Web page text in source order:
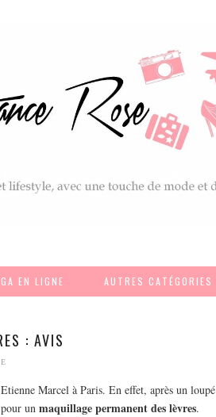
EN LIGNE AUTRES CATÉGORIES
: AVIS
Marcel à Paris. En effet, après un loupé
pour unmaquillage permanent des lèvres.